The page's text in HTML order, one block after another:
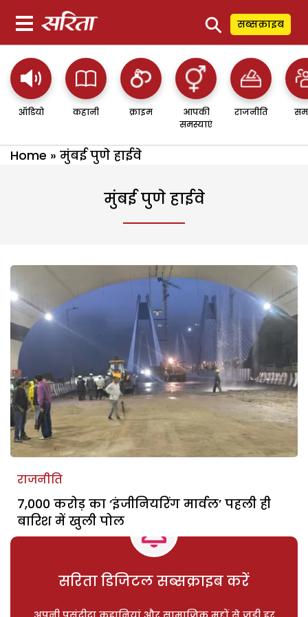
⚲ सब्सक्राइब
ऑडियो कहानी क्राइम
आपकी
समस्याएं
राजनीति
Home » मुंबई पुणे हाईवे
मुंबई पुणे हाईवे
राजनीति
7,000 करोड़ का ‘इंजीनियरिंग मार्वल’ पहली ही
बारिश में खुली पोल
सरिता डिजिटल सब्सक्राइब करें